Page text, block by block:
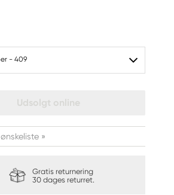
- 409
Udsolgt online
»
Gratis returnering
30 dages returret.